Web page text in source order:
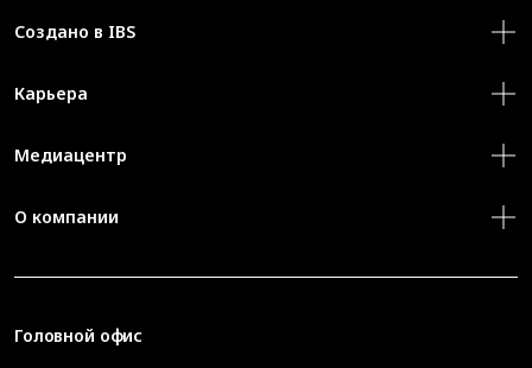
Создано в IBS
Карьера
Медиацентр
О компании
Головной офис